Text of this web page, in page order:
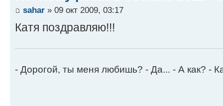
sahar » 09 окт 2009, 03:17
Катя поздравляю!!!
- Дорогой, ты меня любишь? - Да... - А как? -